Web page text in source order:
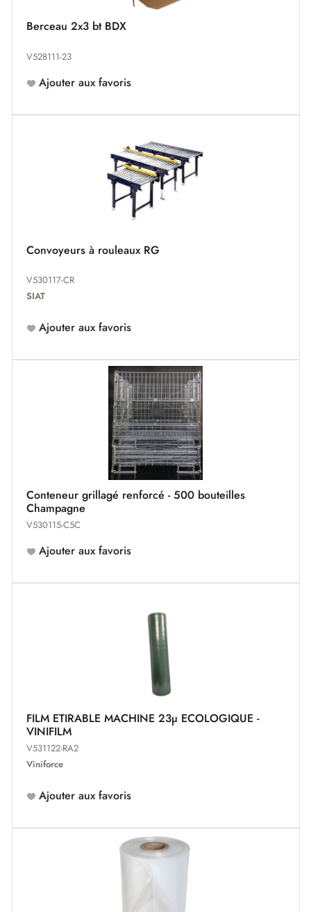
Berceau 2x3 bt BDX
V528111-23
Ajouter aux favoris
Convoyeurs à rouleaux RG
V530117-CR
SIAT
Ajouter aux favoris
Conteneur grillagé renforcé - 500 bouteilles
Champagne
V530115-C5C
Ajouter aux favoris
FILM ETIRABLE MACHINE 23µ ECOLOGIQUE -
VINIFILM
V531122-RA2
Viniforce
Ajouter aux favoris